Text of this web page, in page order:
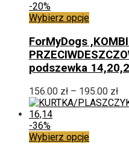
na
stronie
produktu
-20%
Wybierz opcjeTen
ma
wiele
Opcje
można
wybrać
na
produktu
ForMyDogs
podszewka
156.00 zł – 195.00 zł
-36%
Wybierz opcjeTen